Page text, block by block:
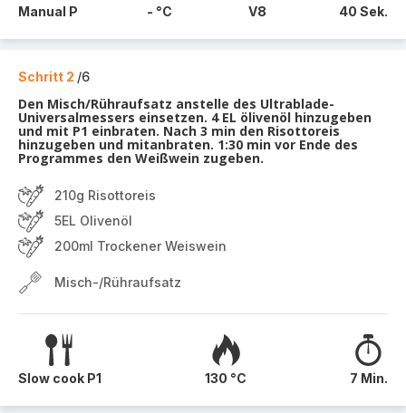
Manual P - °C V8 40 Sek.
Schritt 2 /6
Den Misch/Rühraufsatz anstelle des Ultrablade-
Universalmessers einsetzen. 4 EL ölivenöl hinzugeben
und mit P1 einbraten. Nach 3 min den Risottoreis
hinzugeben und mitanbraten. 1:30 min vor Ende des
Programmes den Weißwein zugeben.
210g Risottoreis
5EL Olivenöl
200ml Trockener Weiswein
Misch-/Rühraufsatz
Slow cook P1 130 °C 7 Min.